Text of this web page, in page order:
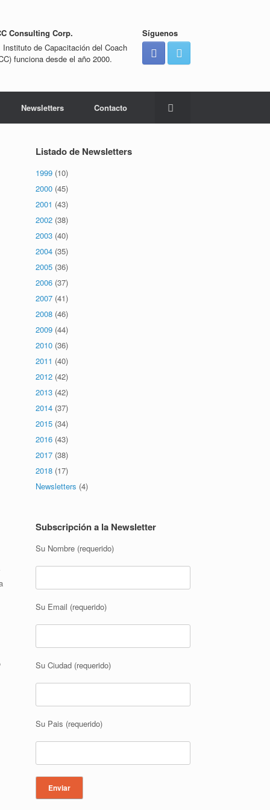
Consulting Corp.
Instituto de Capacitación del Coach
funciona desde el año 2000.
Síguenos
Newsletters Contacto
Listado de Newsletters
1999 (10)
2000 (45)
2001 (43)
2002 (38)
2003 (40)
2004 (35)
2005 (36)
2006 (37)
2007 (41)
2008 (46)
2009 (44)
2010 (36)
2011 (40)
2012 (42)
2013 (42)
2014 (37)
2015 (34)
2016 (43)
2017 (38)
2018 (17)
Newsletters (4)
Subscripción a la Newsletter
Su Nombre (requerido)
Su Email (requerido)
Su Ciudad (requerido)
Su Pais (requerido)